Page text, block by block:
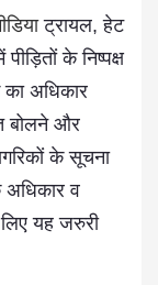
ट्रायल, हेट
के निष्पक्ष
का अधिकार
बोलने और
के सूचना
व
यह जरुरी